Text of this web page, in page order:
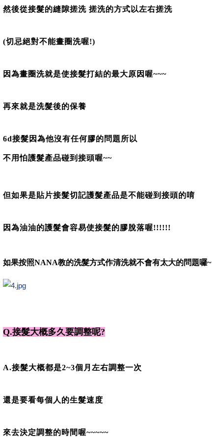
然後從接髮的縫隙搓洗 搓洗的方式以左右搓洗
(切忌絕對不能畫圈洗喔!)
因為畫圈洗就是使接髮打結的最大原因喔~~~
再來就是洗髮後的保養
6d接髮因為他沒有任何膠的問題所以
不用怕護髮產品碰到接頭喔~~
但如果是貼片接髮切記護髮產品是不能碰到接頭的唷
因為油油的護髮會容易使接髮的膠脫落喔!!!!!!
如果按照NANA教的洗髮方式作清洗就不會有太大的問題囉~
Q.接髮大概多久要調整呢?
A.接髮大概都是2~3個月左右調整一次
還是要看每個人的生髮速度
來去決定調整的時間喔~~~~~